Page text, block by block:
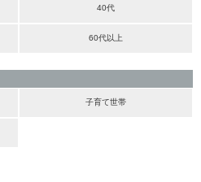
40代
60代以上
子育て世帯